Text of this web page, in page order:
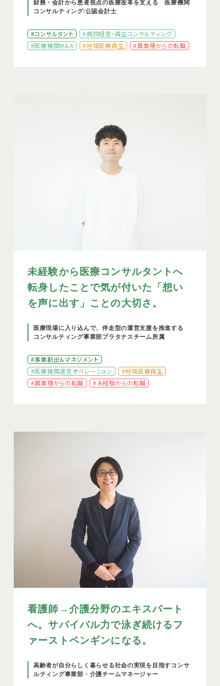
財務・会計から患者視点の医療改革を支える 医療機関
コンサルティング/公認会計士
#コンサルタント
#病院経営・再生コンサルティング
#医療機関M＆A
#地域医療再生 #異業種からの転職
未経験から医療コンサルタントへ
転身したことで気が付いた「想い
を声に出す」ことの大切さ。
医療現場に入り込んで、伴走型の運営支援を推進する
コンサルティング事業部プラタナスチーム所属
#事業創出＆マネジメント
#医療機関運営オペレーション
#地域医療再生
#異業種からの転職
#未経験からの転職
看護師→介護分野のエキスパート
へ。サバイバル力で泳ぎ続けるフ
ァーストペンギンになる。
高齢者が自分らしく暮らせる社会の実現を目指すコンサ
ルティング事業部・介護チームマネージャー